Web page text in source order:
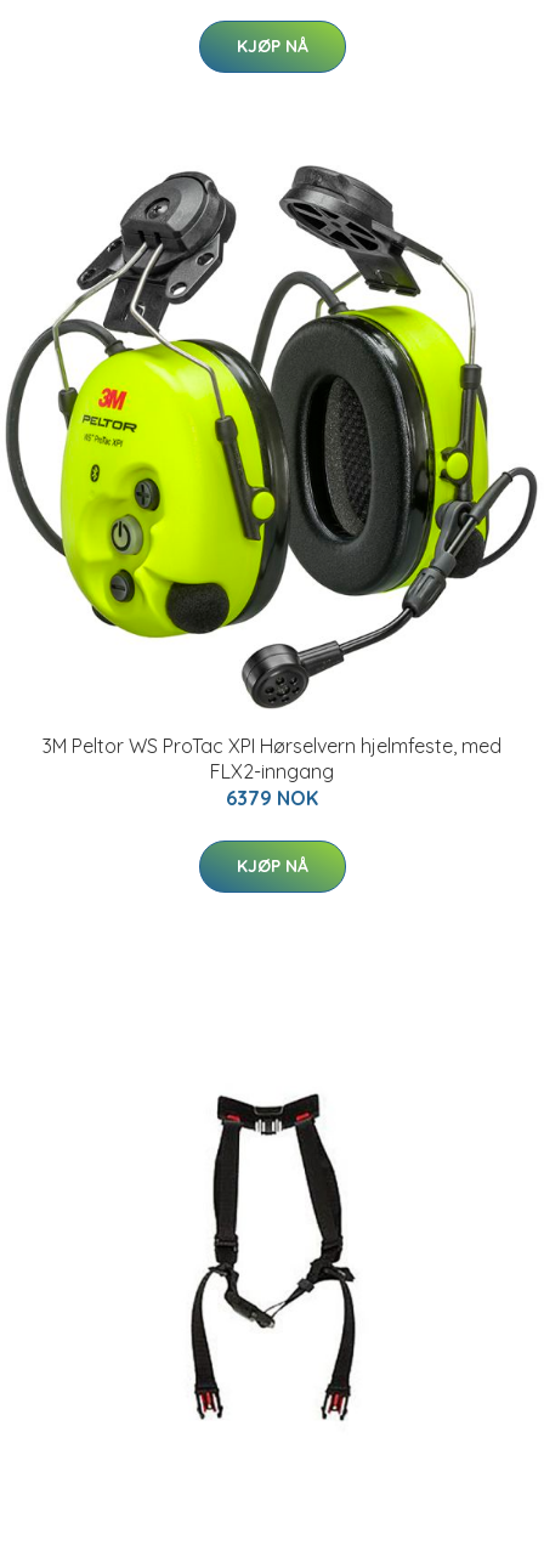
KJØP NÅ
3M Peltor WS ProTac XPI Hørselvern hjelmfeste, med
FLX2-inngang
6379 NOK
KJØP NÅ